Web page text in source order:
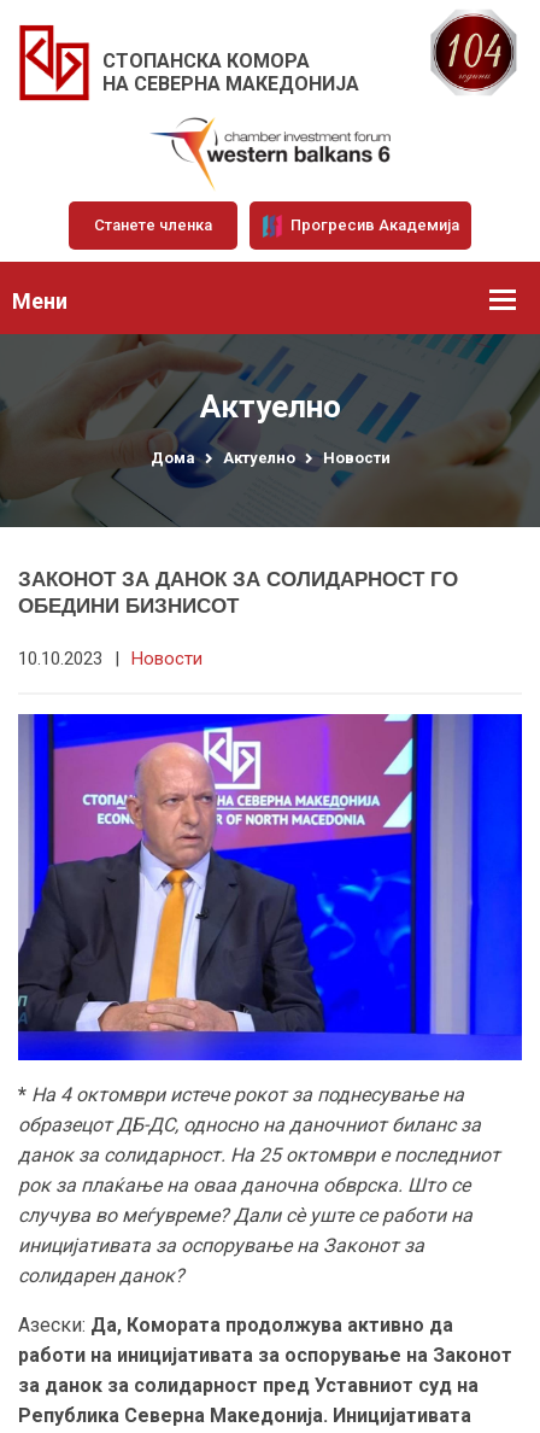
СТОПАНСКА КОМОРА
НА СЕВЕРНА МАКЕДОНИЈА
Станете членка Прогресив Академија
Мени
Актуелно
Дома Актуелно Новости
ЗАКОНОТ ЗА ДАНОК ЗА СОЛИДАРНОСТ ГО
ОБЕДИНИ БИЗНИСОТ
10.10.2023 | Новости
* На 4 октомври истече рокот за поднесување на
образецот ДБ-ДС, односно на даночниот биланс за
данок за солидарност. На 25 октомври е последниот
рок за плаќање на оваа даночна обврска. Што се
случува во меѓувреме? Дали сѐ уште се работи на
иницијативата за оспорување на Законот за
солидарен данок?
Азески: Да, Комората продолжува активно да
работи на иницијативата за оспорување на Законот
за данок за солидарност пред Уставниот суд на
Република Северна Македонија. Иницијативата